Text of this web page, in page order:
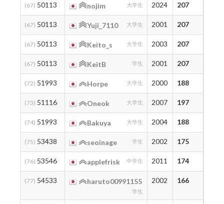
(67) 50113 nojim 大学生 2024 207
(67) 50113 Yuji_7110 大学生 2001 207
(67) 50113 Keito_s 大学生 2003 207
(67) 50113 KeitB 学生 2001 207
(72) 51993 Horpe 大学生 2000 188
(73) 51116 Oneok 大学生 2007 197
(74) 51993 Bakuya 大学生 2004 188
(75) 53438 seoinage 学生 2002 175
(76) 53546 applefrisk 中学生 2011 174
(77) 54533 haruto00991155
学生
2002 166